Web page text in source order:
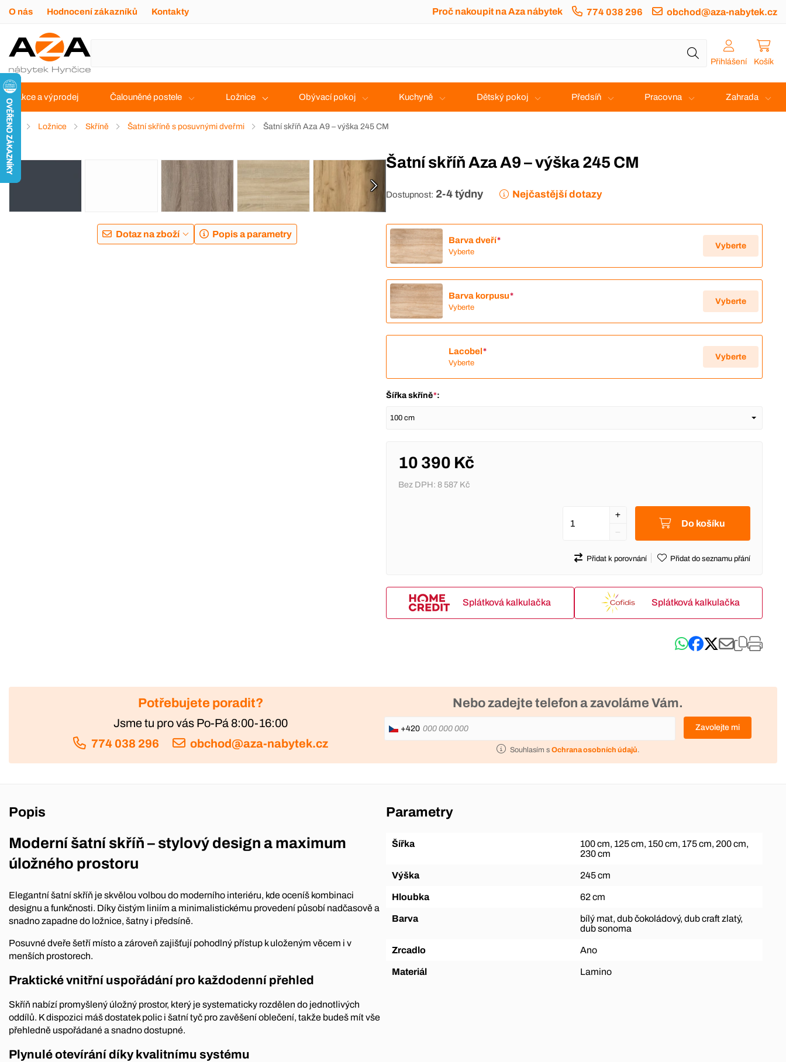
O nás Hodnocení zákazníků Kontakty Proč nakoupit na Aza nábytek 774 038 296 obchod@aza-nabytek.cz
Přihlášení Košík
Akce a výprodej Čalouněné postele Ložnice Obývací pokoj Kuchyně Dětský pokoj Předsíň Pracovna Zahrada
Ložnice Skříně Šatní skříně s posuvnými dveřmi Šatní skříň Aza A9 – výška 245 CM
Dotaz na zboží Popis a parametry
Šatní skříň Aza A9 – výška 245 CM
Dostupnost: 2-4 týdny Nejčastější dotazy
Barva dveří*
Vyberte
Vyberte
Barva korpusu*
Vyberte
Vyberte
Lacobel*
Vyberte
Vyberte
Šířka skříně*:
10 390 Kč
Bez DPH: 8 587 Kč
Do košíku
Přidat k porovnání Přidat do seznamu přání
Splátková kalkulačka Splátková kalkulačka
Potřebujete poradit?
Jsme tu pro vás Po-Pá 8:00-16:00
774 038 296
obchod@aza-nabytek.cz
Nebo zadejte telefon a zavoláme Vám.
+420 Zavolejte mi
Souhlasím s Ochrana osobních údajů.
Popis
Moderní šatní skříň – stylový design a maximum
úložného prostoru
Elegantní šatní skříň je skvělou volbou do moderního interiéru, kde oceníš kombinaci
designu a funkčnosti. Díky čistým liniím a minimalistickému provedení působí nadčasově a
snadno zapadne do ložnice, šatny i předsíně.
Posuvné dveře šetří místo a zároveň zajišťují pohodlný přístup k uloženým věcem i v
menších prostorech.
Praktické vnitřní uspořádání pro každodenní přehled
Skříň nabízí promyšlený úložný prostor, který je systematicky rozdělen do jednotlivých
oddílů. K dispozici máš dostatek polic i šatní tyč pro zavěšení oblečení, takže budeš mít vše
přehledně uspořádané a snadno dostupné.
Plynulé otevírání díky kvalitnímu systému
Parametry
Šířka
100 cm, 125 cm, 150 cm, 175 cm, 200 cm,
230 cm
Výška 245 cm
Hloubka 62 cm
Barva
bílý mat, dub čokoládový, dub craft zlatý,
dub sonoma
Zrcadlo Ano
Materiál Lamino